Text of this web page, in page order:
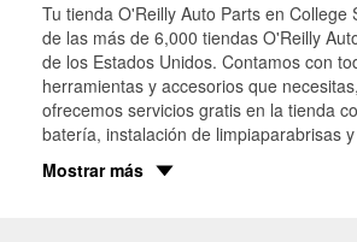
Tu tienda O'Reilly Auto Parts en College
de las más de 6,000 tiendas O'Reilly
de los Estados Unidos. Contamos con
herramientas y accesorios que
ofrecemos servicios gratis en la tienda
batería, instalación de limpiaparabrisas
Mostrar más